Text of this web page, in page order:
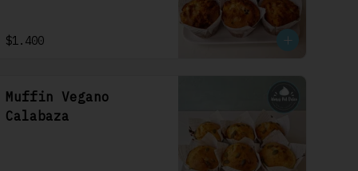
$1.400
Muffin Vegano
Calabaza